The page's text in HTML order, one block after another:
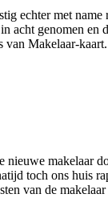
echter met
acht genomen en
van Makelaar-kaart.
nieuwe makelaar
toch ons huis
van de